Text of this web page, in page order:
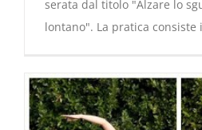
serata dal titolo "Alzare lo
lontano". La pratica consiste